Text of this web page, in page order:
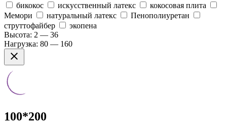
бикокос
искусственный латекс
кокосовая плита
Мемори
натуральный латекс
Пенополиуретан
струттофайбер
экопена
Высота: 2 — 36
Нагрузка: 80 — 160
100*200